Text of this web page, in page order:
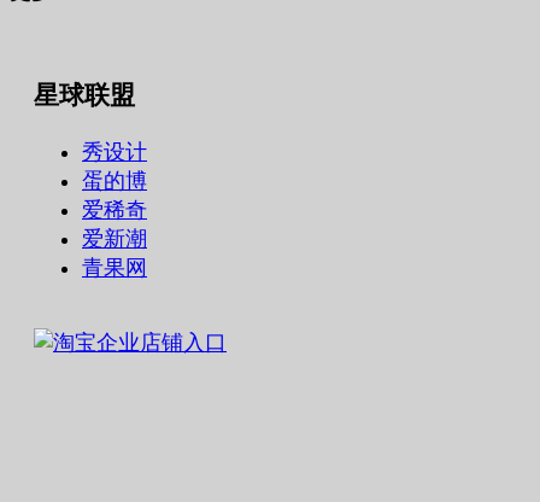
星球联盟
秀设计
蛋的博
爱稀奇
爱新潮
青果网